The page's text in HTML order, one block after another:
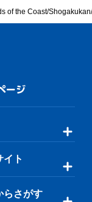
of the Coast/
ージ
イト
らさがす